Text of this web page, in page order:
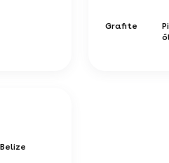
Grafite
Belize